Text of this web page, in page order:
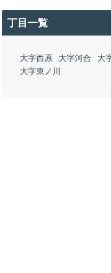
丁目一覧
大字西原 大字河合 大
大字東ノ川